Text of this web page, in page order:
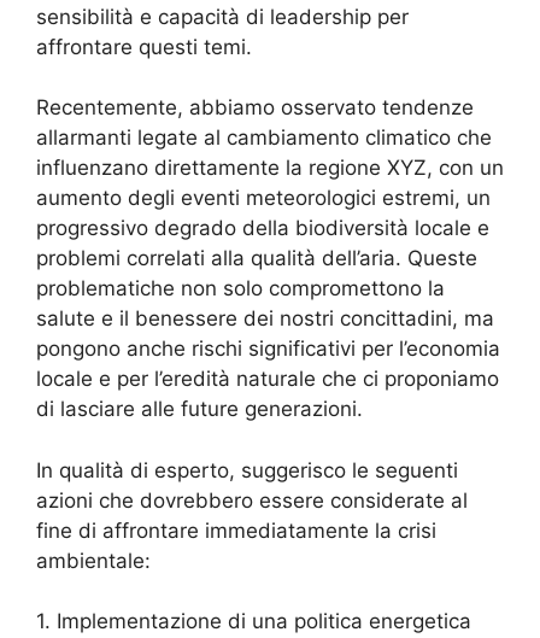
sensibilità e capacità di leadership per
affrontare questi temi.
Recentemente, abbiamo osservato tendenze
allarmanti legate al cambiamento climatico che
influenzano direttamente la regione XYZ, con un
aumento degli eventi meteorologici estremi, un
progressivo degrado della biodiversità locale e
problemi correlati alla qualità dell’aria. Queste
problematiche non solo compromettono la
salute e il benessere dei nostri concittadini, ma
pongono anche rischi significativi per l’economia
locale e per l’eredità naturale che ci proponiamo
di lasciare alle future generazioni.
In qualità di esperto, suggerisco le seguenti
azioni che dovrebbero essere considerate al
fine di affrontare immediatamente la crisi
ambientale:
1. Implementazione di una politica energetica